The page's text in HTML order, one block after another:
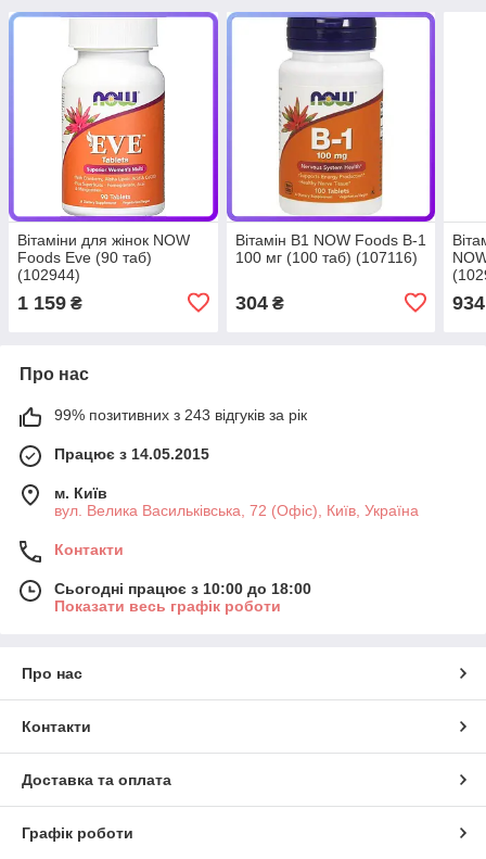
Вітаміни для жінок NOW
Foods Eve (90 таб)
(102944)
1 159 ₴
Вітамін В1 NOW Foods B-1
100 мг (100 таб) (107116)
304₴ 934
Про нас
99% позитивних з 243 відгуків за рік
Працює з 14.05.2015
м. Київ
вул. Велика Васильківська, 72 (Офіс), Київ, Україна
Контакти
Сьогодні працює з 10:00 до 18:00
Показати весь графік роботи
Про нас
Контакти
Доставка та оплата
Графік роботи